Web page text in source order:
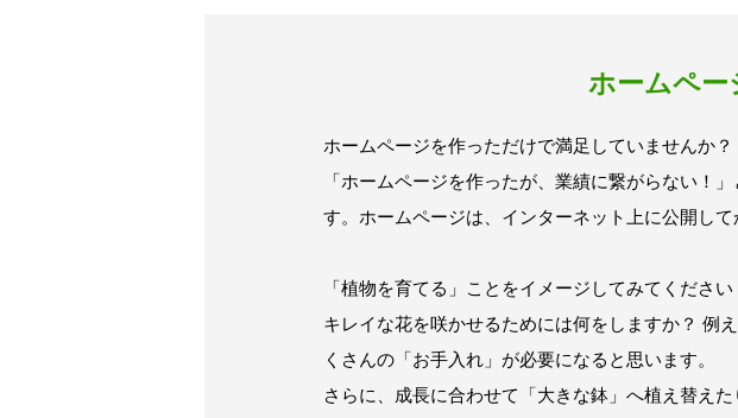
ホームペー
ホームページを作っただけで満足していませんか？
「ホームページを作ったが、業績に繋がらない！
す。ホームページは、インターネット上に公開して
「植物を育てる」ことをイメージしてみてください
キレイな花を咲かせるためには何をしますか？ 例
くさんの「お手入れ」が必要になると思います。
さらに、成長に合わせて「大きな鉢」へ植え替え